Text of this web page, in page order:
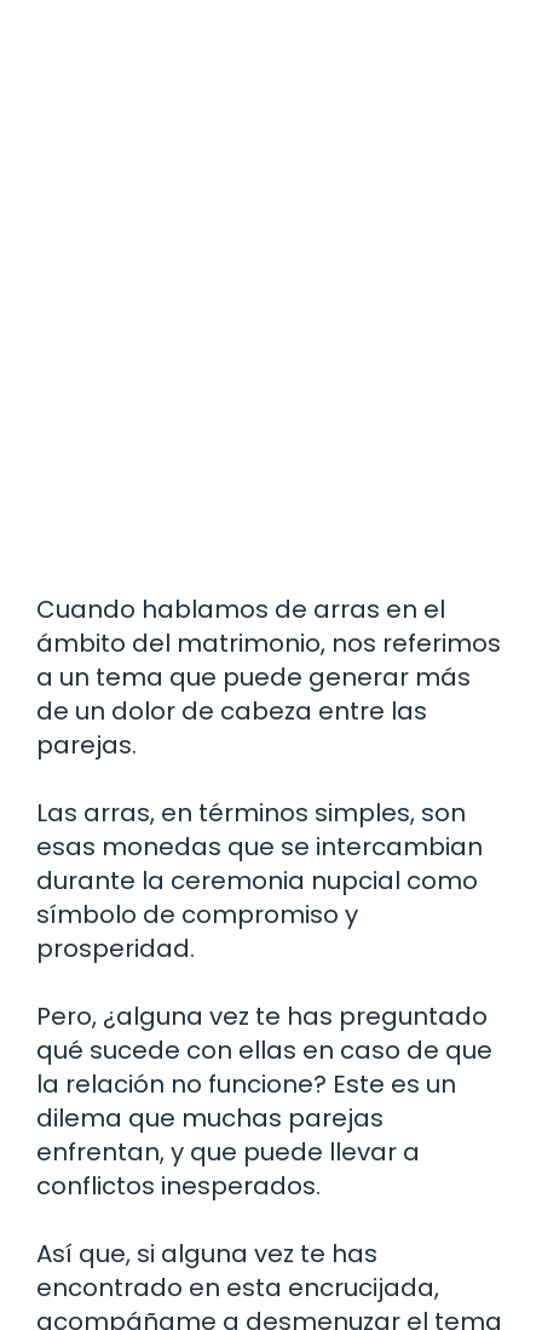
Cuando hablamos de arras en el
ámbito del matrimonio, nos referimos
a un tema que puede generar más
de un dolor de cabeza entre las
parejas.
Las arras, en términos simples, son
esas monedas que se intercambian
durante la ceremonia nupcial como
símbolo de compromiso y
prosperidad.
Pero, ¿alguna vez te has preguntado
qué sucede con ellas en caso de que
la relación no funcione? Este es un
dilema que muchas parejas
enfrentan, y que puede llevar a
conflictos inesperados.
Así que, si alguna vez te has
encontrado en esta encrucijada,
acompáñame a desmenuzar el tema